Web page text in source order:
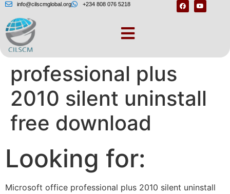
info@cilscmglobal.org +234 808 076 5218
Microsoft office
professional plus
2010 silent uninstall
free download
Looking for:
Microsoft office professional plus 2010 silent uninstall